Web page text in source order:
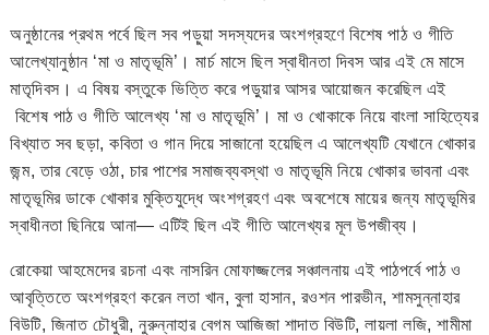
অনুষ্ঠানের প্রথম পর্বে ছিল সব পড়ুয়া সদস্যদের অংশগ্রহণে বিশেষ পাঠ ও গীতি
আলেখ্যানুষ্ঠান ‘মা ও মাতৃভূমি’। মার্চ মাসে ছিল স্বাধীনতা দিবস আর এই মে মাসে
মাতৃদিবস। এ বিষয় বস্তুকে ভিত্তি করে পড়ুয়ার আসর আয়োজন করেছিল এই
বিশেষ পাঠ ও গীতি আলেখ্য ‘মা ও মাতৃভূমি’। মা ও খোকাকে নিয়ে বাংলা সাহিত্যের
বিখ্যাত সব ছড়া, কবিতা ও গান দিয়ে সাজানো হয়েছিল এ আলেখ্যটি যেখানে খোকার
জন্ম, তার বেড়ে ওঠা, চার পাশের সমাজব্যবস্থা ও মাতৃভূমি নিয়ে খোকার ভাবনা এবং
মাতৃভূমির ডাকে খোকার মুক্তিযুদ্ধে অংশগ্রহণ এবং অবশেষে মায়ের জন্য মাতৃভূমির
স্বাধীনতা ছিনিয়ে আনা— এটিই ছিল এই গীতি আলেখ্যর মূল উপজীব্য।
রোকেয়া আহমেদের রচনা এবং নাসরিন মোফাজ্জলের সঞ্চালনায় এই পাঠপর্বে পাঠ ও
আবৃত্তিতে অংশগ্রহণ করেন লতা খান, বুলা হাসান, রওশন পারভীন, শামসুন্নাহার
বিউটি, জিনাত চৌধুরী, নুরুন্নাহার বেগম আজিজা শাদাত বিউটি, লায়লা লজি, শামীমা